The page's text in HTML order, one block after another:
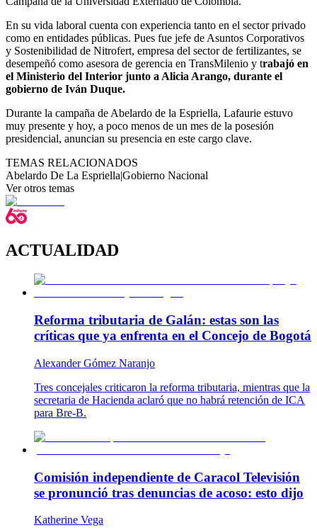
En su vida laboral cuenta con experiencia tanto en el sector privado
como en entidades públicas. Pues fue jefe de Asuntos Corporativos
y Sostenibilidad de Nitrofert, empresa del sector de fertilizantes, se
desempeñó como asesora de gerencia en TransMilenio y trabajó en
el Ministerio del Interior junto a Alicia Arango, durante el
gobierno de Iván Duque.
Durante la campaña de Abelardo de la Espriella, Lafaurie estuvo
muy presente y hoy, a poco menos de un mes de la posesión
presidencial, anuncian su presencia en este cargo clave.
TEMAS RELACIONADOS
Abelardo De La Espriella|Gobierno Nacional
Ver otros temas
ACTUALIDAD
Reforma tributaria de Galán: estas son las
críticas que ya enfrenta en el Concejo de Bogotá
Alexander Gómez Naranjo
Tres concejales criticaron la reforma tributaria, mientras que la
secretaria de Hacienda aclaró que no habrá retención de ICA
para Bre-B.
Comisión independiente de Caracol Televisión
se pronunció tras denuncias de acoso: esto dijo
Katherine Vega